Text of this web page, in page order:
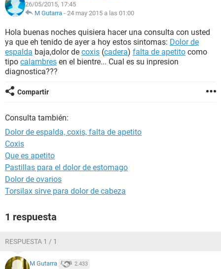
NUTRICIÓN
BIENESTAR
SEXUALIDAD
26/05/2015, 17:45
M Gutarra - 24 may 2015 a las 01:00
Hola buenas noches quisiera hacer una consulta con usted
ya que eh tenido de ayer a hoy estos sintomas: Dolor de
espalda baja,dolor de coxis (cadera) falta de apetito como
tipo calambres en el bientre... Cual es su inpresion
diagnostica???
Compartir
Consulta también:
Dolor de espalda, coxis, falta de apetito
Coxis
Que es apetito
Pastillas para el dolor de estomago
Dolor de ovarios
Torsilax sirve para dolor de cabeza
1 respuesta
RESPUESTA 1 / 1
M Gutarra 2.433